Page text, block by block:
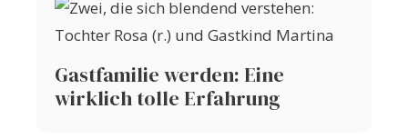
Gastfamilie werden: Eine
wirklich tolle Erfahrung